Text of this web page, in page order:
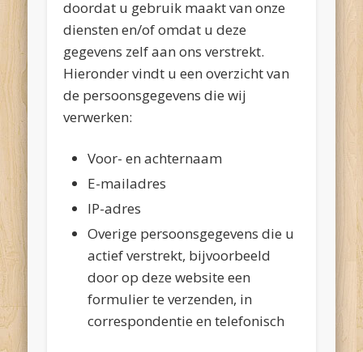
doordat u gebruik maakt van onze
diensten en/of omdat u deze
gegevens zelf aan ons verstrekt.
Hieronder vindt u een overzicht van
de persoonsgegevens die wij
verwerken:
Voor- en achternaam
E-mailadres
IP-adres
Overige persoonsgegevens die u
actief verstrekt, bijvoorbeeld
door op deze website een
formulier te verzenden, in
correspondentie en telefonisch